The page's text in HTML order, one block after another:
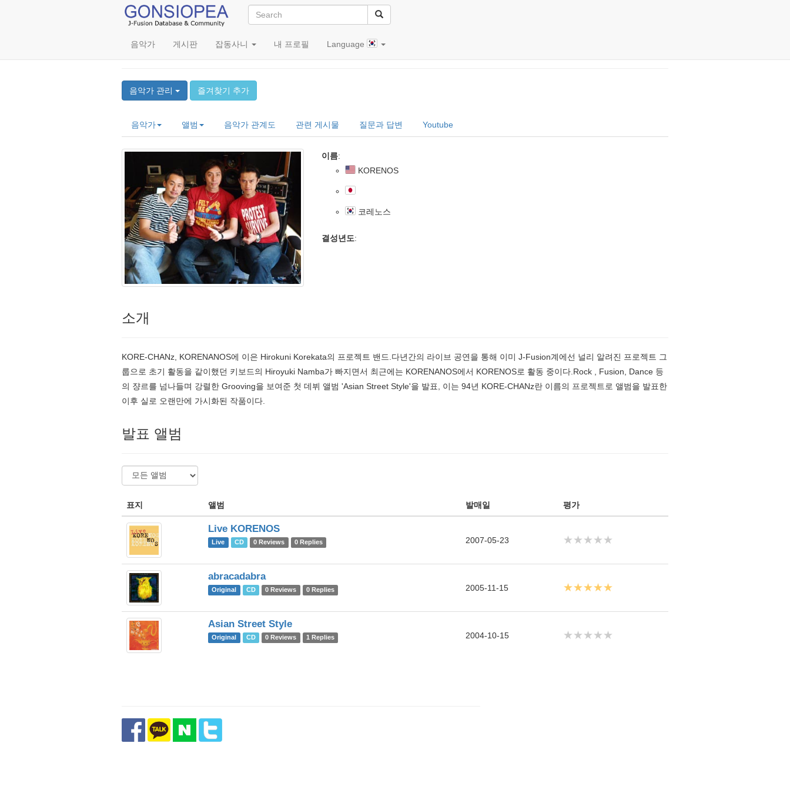
음악가 게시판 잡동사니 내 프로필 Language
KORENOS
음악가 관리 즐겨찾기 추가
음악가 앨범 음악가 관계도 관련 게시물 질문과 답변 Youtube
이름:
KORENOS
코레노스
결성년도:
소개
KORE-CHANz, KORENANOS에 이은 Hirokuni Korekata의 프로젝트 밴드.다년간의 라이브 공연을 통해 이미 J-Fusion계에선 널리 알려진 프로젝트 그
룹으로 초기 활동을 같이했던 키보드의 Hiroyuki Namba가 빠지면서 최근에는 KORENANOS에서 KORENOS로 활동 중이다.Rock , Fusion, Dance 등
의 쟝르를 넘나들며 강렬한 Grooving을 보여준 첫 데뷔 앨범 'Asian Street Style'을 발표, 이는 94년 KORE-CHANz란 이름의 프로젝트로 앨범을 발표한
이후 실로 오랜만에 가시화된 작품이다.
발표 앨범
표지 앨범 발매일 평가
Live KORENOS
Live CD 0 Reviews 0 Replies 2007-05-23 ★★★★★
abracadabra
Original CD 0 Reviews 0 Replies 2005-11-15 ★★★★★
Asian Street Style
Original CD 0 Reviews 1 Replies 2004-10-15 ★★★★★